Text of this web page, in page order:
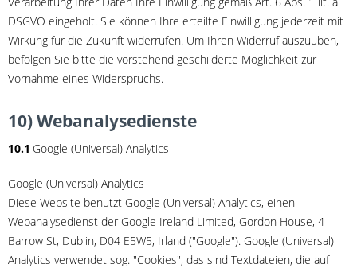
DSGVO eingeholt. Sie können Ihre erteilte Einwilligung jederzeit mit
Wirkung für die Zukunft widerrufen. Um Ihren Widerruf auszuüben,
befolgen Sie bitte die vorstehend geschilderte Möglichkeit zur
Vornahme eines Widerspruchs.
10) Webanalysedienste
10.1 Google (Universal) Analytics
Google (Universal) Analytics
Diese Website benutzt Google (Universal) Analytics, einen
Webanalysedienst der Google Ireland Limited, Gordon House, 4
Barrow St, Dublin, D04 E5W5, Irland ("Google"). Google (Universal)
Analytics verwendet sog. "Cookies", das sind Textdateien, die auf